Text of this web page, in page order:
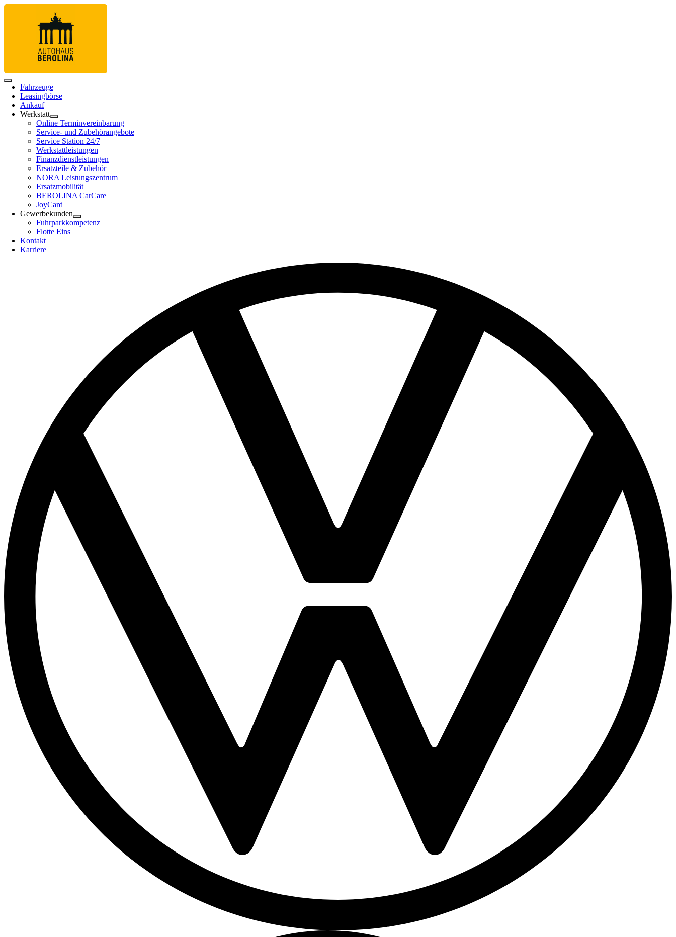
Fahrzeuge
Leasingbörse
Ankauf
Werkstatt
Online Terminvereinbarung
Service- und Zubehörangebote
Service Station 24/7
Werkstattleistungen
Finanzdienstleistungen
Ersatzteile & Zubehör
NORA Leistungszentrum
Ersatzmobilität
BEROLINA CarCare
JoyCard
Gewerbekunden
Fuhrparkkompetenz
Flotte Eins
Kontakt
Karriere